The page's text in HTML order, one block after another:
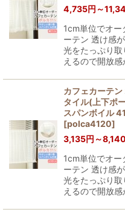
4,735円 ～
1cm単位でオー
ーテン 透け感
光をたっぷり取
えるので開放
カフェカーテ
タイル(上下ポ
スパンボイル
[polca4120]
3,135円 ～8,140
1cm単位でオー
ーテン 透け感
光をたっぷり取
えるので開放